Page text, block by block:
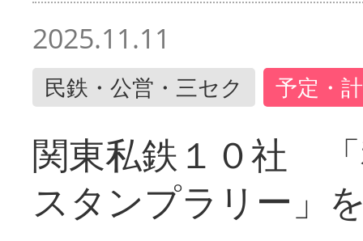
2025.11.11
民鉄・公営・三セク 予定・
関東私鉄１０社
スタンプラリー」